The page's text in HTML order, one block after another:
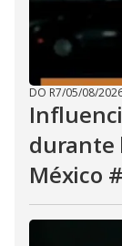
DO R7/05/08/
durante
México